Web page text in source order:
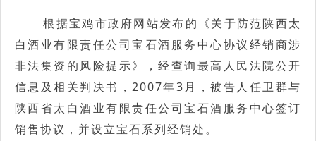
根据宝鸡市政府网站发布的《关于防范陕西太
白酒业有限责任公司宝石酒服务中心协议经销商涉
非法集资的风险提示》，经查询最高人民法院公开
信息及相关判决书，2007年3月，被告人任卫群与
陕西省太白酒业有限责任公司宝石酒服务中心签订
销售协议，并设立宝石系列经销处。